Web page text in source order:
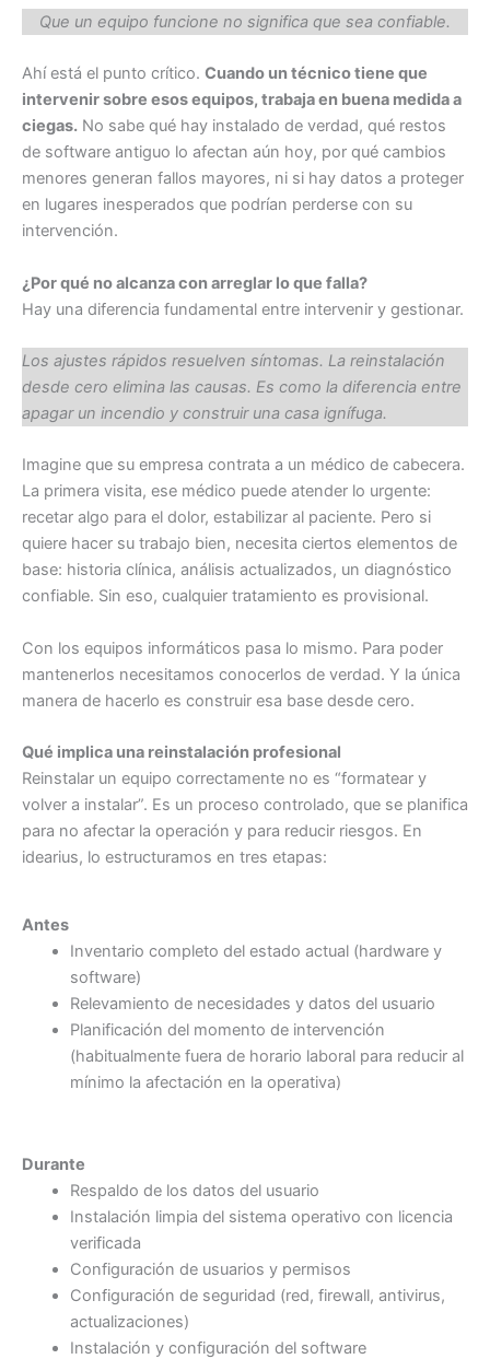
Que un equipo funcione no significa que sea confiable.
Ahí está el punto crítico. Cuando un técnico tiene que
intervenir sobre esos equipos, trabaja en buena medida a
ciegas. No sabe qué hay instalado de verdad, qué restos
de software antiguo lo afectan aún hoy, por qué cambios
menores generan fallos mayores, ni si hay datos a proteger
en lugares inesperados que podrían perderse con su
intervención.
¿Por qué no alcanza con arreglar lo que falla?
Hay una diferencia fundamental entre intervenir y gestionar.
Los ajustes rápidos resuelven síntomas. La reinstalación
desde cero elimina las causas. Es como la diferencia entre
apagar un incendio y construir una casa ignífuga.
Imagine que su empresa contrata a un médico de cabecera.
La primera visita, ese médico puede atender lo urgente:
recetar algo para el dolor, estabilizar al paciente. Pero si
quiere hacer su trabajo bien, necesita ciertos elementos de
base: historia clínica, análisis actualizados, un diagnóstico
confiable. Sin eso, cualquier tratamiento es provisional.
Con los equipos informáticos pasa lo mismo. Para poder
mantenerlos necesitamos conocerlos de verdad. Y la única
manera de hacerlo es construir esa base desde cero.
Qué implica una reinstalación profesional
Reinstalar un equipo correctamente no es “formatear y
volver a instalar”. Es un proceso controlado, que se planifica
para no afectar la operación y para reducir riesgos. En
idearius, lo estructuramos en tres etapas:
Antes
Inventario completo del estado actual (hardware y
software)
Relevamiento de necesidades y datos del usuario
Planificación del momento de intervención
(habitualmente fuera de horario laboral para reducir al
mínimo la afectación en la operativa)
Durante
Respaldo de los datos del usuario
Instalación limpia del sistema operativo con licencia
verificada
Configuración de usuarios y permisos
Configuración de seguridad (red, firewall, antivirus,
actualizaciones)
Instalación y configuración del software